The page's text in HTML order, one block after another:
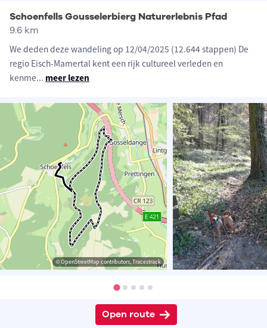
Schoenfells Gousselerbierg Naturerlebnis Pfad
9.6 km
We deden deze wandeling op 12/04/2025 (12.644 stappen) De
regio Eisch-Mamertal kent een rijk cultureel verleden en
kenme... meer lezen
© OpenStreetMap contributors, Tracestrack
Open route